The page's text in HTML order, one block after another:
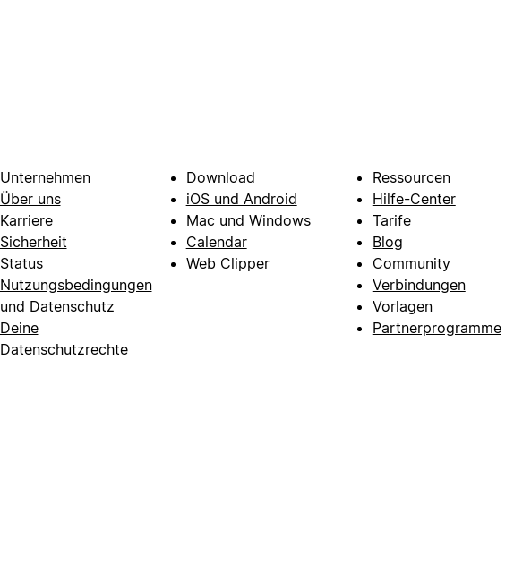
Unternehmen
Über uns
Karriere
Sicherheit
Status
Nutzungsbedingungen
und Datenschutz
Deine
Datenschutzrechte
Download
iOS und Android
Mac und Windows
Calendar
Web Clipper
Ressourcen
Hilfe-Center
Tarife
Blog
Community
Verbindungen
Vorlagen
Partnerprogramme